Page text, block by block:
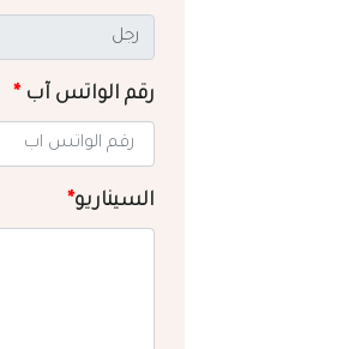
رقم الواتس آب*
السيناريو*